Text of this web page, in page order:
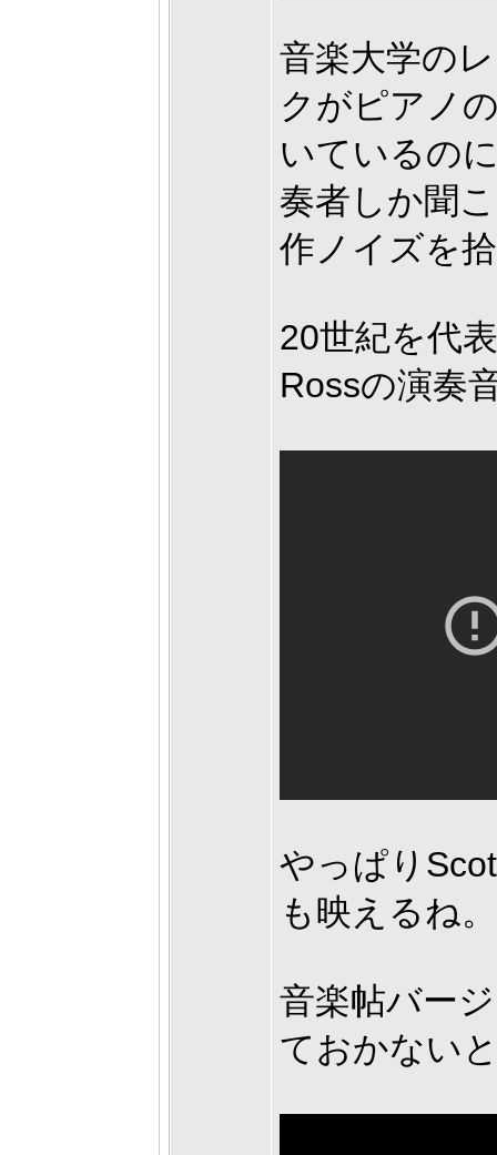
音楽大学の
クがピアノ
いているの
奏者しか聞
作ノイズを
20世紀を代
Rossの演奏
やっぱり
も映えるね。
音楽帖バー
ておかない